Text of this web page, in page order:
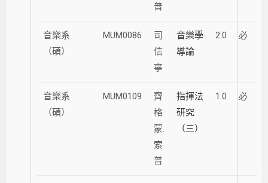
普
音樂系
（碩）
MUM0086
司
信
寧
音樂學
導論
2.0 必
音樂系
（碩）
MUM0109
齊
格
蒙.
索
普
指揮法
研究
（三）
1.0 必